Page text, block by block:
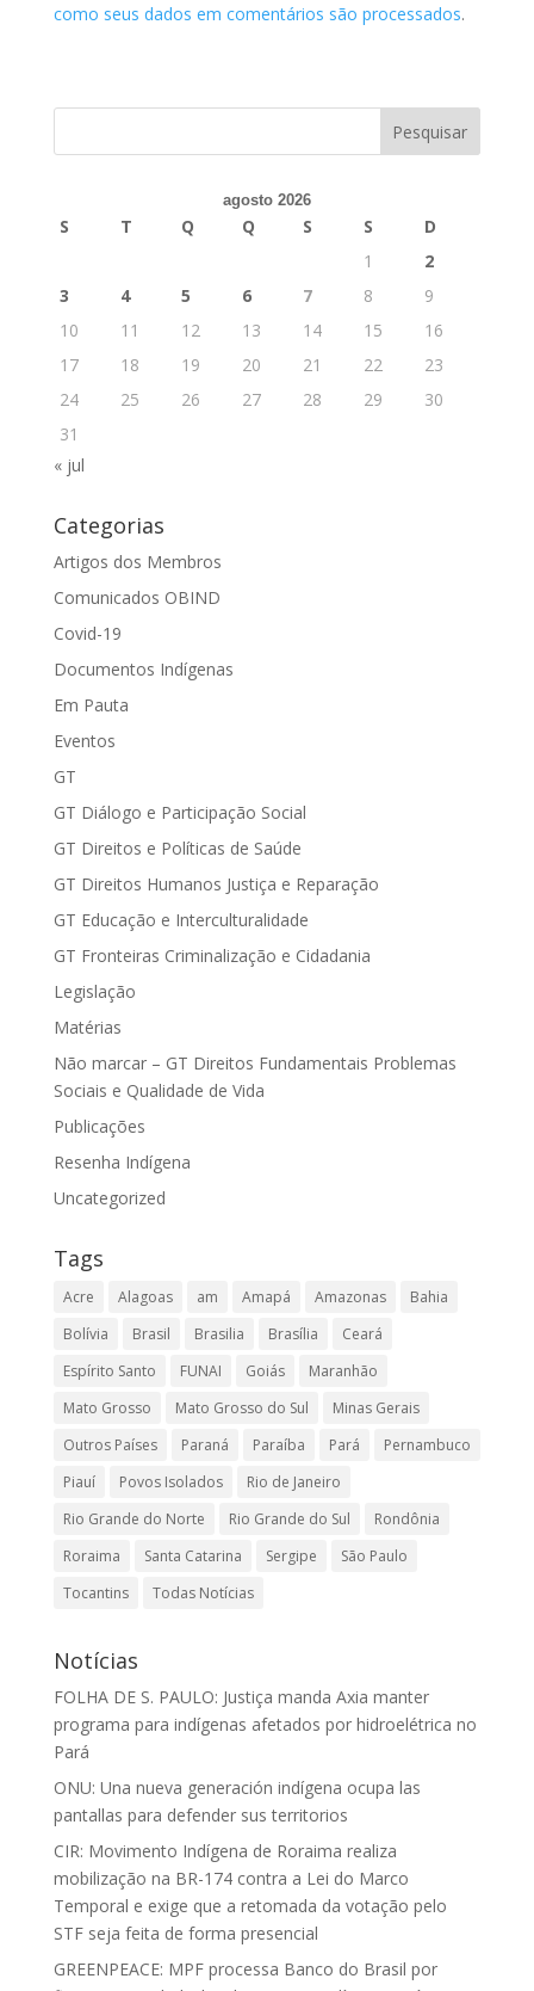
como seus dados em comentários são processados.
agosto 2026
S T Q Q S S
D
1
2
3
4 5 6 7 8
9
10
11 12 13 14 15
16
17
18 19 20 21 22
23
24
25 26 27 28 29
30
31
« jul
Categorias
Artigos dos Membros
Comunicados OBIND
Covid-19
Documentos Indígenas
Em Pauta
Eventos
GT
GT Diálogo e Participação Social
GT Direitos e Políticas de Saúde
GT Direitos Humanos Justiça e Reparação
GT Educação e Interculturalidade
GT Fronteiras Criminalização e Cidadania
Legislação
Matérias
Não marcar – GT Direitos Fundamentais Problemas
Sociais e Qualidade de Vida
Publicações
Resenha Indígena
Uncategorized
Tags
Acre Alagoas am Amapá Amazonas
Bahia
Bolívia
Brasil Brasilia Brasília
Ceará
Espírito Santo
FUNAI Goiás
Maranhão
Mato Grosso
Mato Grosso do Sul
Minas Gerais
Outros Países
Paraná Paraíba Pará
Pernambuco
Piauí
Povos Isolados
Rio de Janeiro
Rio Grande do Norte
Rio Grande do Sul
Rondônia
Roraima
Santa Catarina Sergipe
São Paulo
Tocantins
Todas Notícias
Notícias
FOLHA DE S. PAULO: Justiça manda Axia manter
programa para indígenas afetados por hidroelétrica no
Pará
ONU: Una nueva generación indígena ocupa las
pantallas para defender sus territorios
CIR: Movimento Indígena de Roraima realiza
mobilização na BR-174 contra a Lei do Marco
Temporal e exige que a retomada da votação pelo
STF seja feita de forma presencial
GREENPEACE: MPF processa Banco do Brasil por